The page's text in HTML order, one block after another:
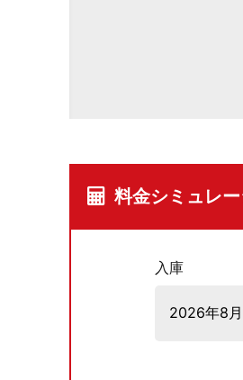
料金シミュレ
入庫